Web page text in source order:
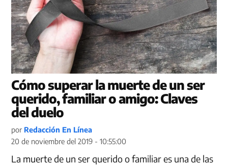
Cómo superar la muerte de un ser
querido, familiar o amigo: Claves
del duelo
por Redacción En Línea
20 de noviembre del 2019 - 10:55:00
La muerte de un ser querido o familiar es una de las